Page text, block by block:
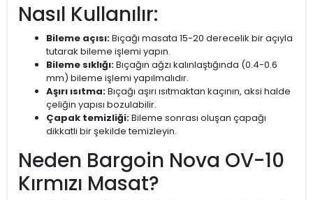
Nasıl Kullanılır:
Bileme açısı:Bıçağı masata 15-20 derecelik bir açıyla
tutarak bileme işlemi yapın.
Bileme sıklığı:Bıçağın ağzı kalınlaştığında (0.4-0.6
mm) bileme işlemi yapılmalıdır.
Aşırı ısıtma:Bıçağı aşırı ısıtmaktan kaçının, aksi halde
çeliğin yapısı bozulabilir.
Çapak temizliği:Bileme sonrası oluşan çapağı
dikkatli bir şekilde temizleyin.
Neden Bargoin Nova OV-10
Kırmızı Masat?